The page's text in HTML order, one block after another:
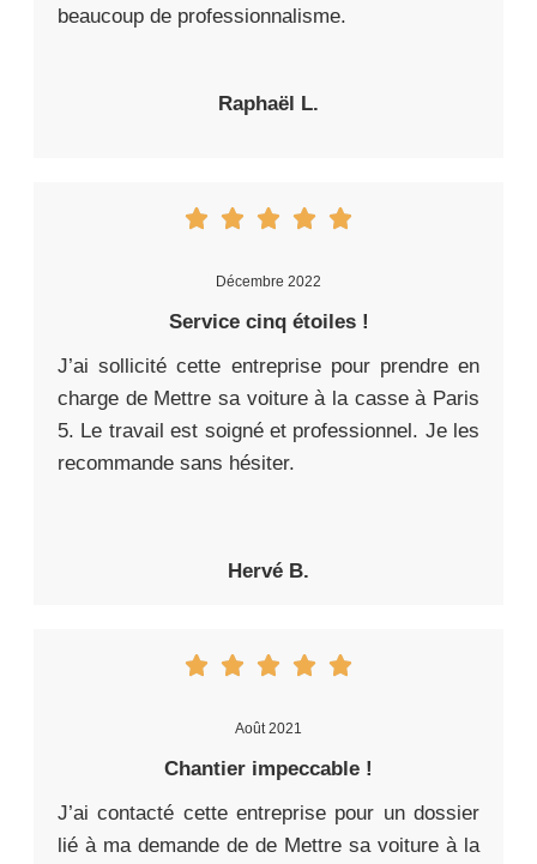
beaucoup de professionnalisme.
Raphaël L.
Décembre 2022
Service cinq étoiles !
J’ai sollicité cette entreprise pour prendre en
charge de Mettre sa voiture à la casse à Paris
5. Le travail est soigné et professionnel. Je les
recommande sans hésiter.
Hervé B.
Août 2021
Chantier impeccable !
J’ai contacté cette entreprise pour un dossier
lié à ma demande de de Mettre sa voiture à la